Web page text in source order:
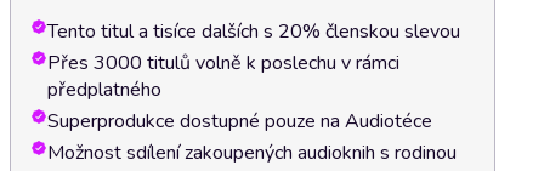
Tento titul a tisíce dalších s 20% členskou slevou
Přes 3000 titulů volně k poslechu v rámci
předplatného
Superprodukce dostupné pouze na Audiotéce
Možnost sdílení zakoupených audioknih s rodinou